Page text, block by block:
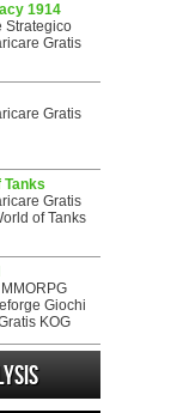
1914
Strategico
Gratis
Gratis
Tanks
Gratis
of Tanks
Giochi
KOG